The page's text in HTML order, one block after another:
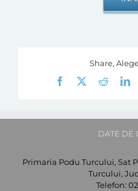
Share,
Facebook
Reddit
DATE DE
Primaria Podu Turcului, Sat
Turcului,
Telefon: